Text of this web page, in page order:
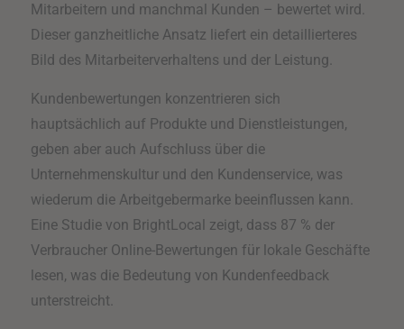
Mitarbeitern und manchmal Kunden – bewertet wird.
Dieser ganzheitliche Ansatz liefert ein detaillierteres
Bild des Mitarbeiterverhaltens und der Leistung.
Kundenbewertungen konzentrieren sich
hauptsächlich auf Produkte und Dienstleistungen,
geben aber auch Aufschluss über die
Unternehmenskultur und den Kundenservice, was
wiederum die Arbeitgebermarke beeinflussen kann.
Eine Studie von BrightLocal zeigt, dass 87 % der
Verbraucher Online-Bewertungen für lokale Geschäfte
lesen, was die Bedeutung von Kundenfeedback
unterstreicht.